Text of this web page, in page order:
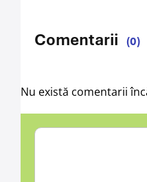
Comentarii (0)
Nu există comentarii